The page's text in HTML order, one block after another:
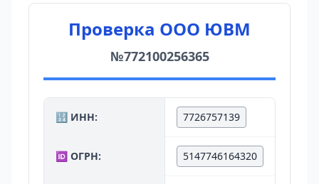
Проверка ООО ЮВМ
№772100256365
🔢 ИНН: 7726757139
🆔 ОГРН: 5147746164320